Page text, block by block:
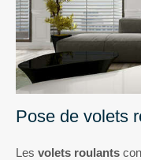
Pose de volets
Les volets roulants